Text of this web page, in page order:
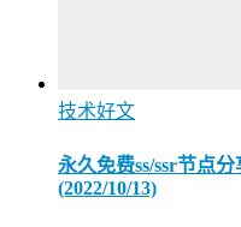
技术好文
永久免费ss/ssr节点
(2022/10/13)